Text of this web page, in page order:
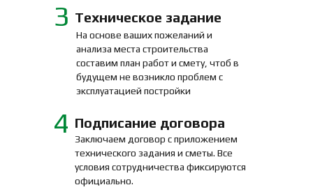
Техническое задание
На основе ваших пожеланий и
анализа места строительства
составим план работ и смету, чтоб в
будущем не возникло проблем с
эксплуатацией постройки
3
Подписание договора
Заключаем договор с приложением
технического задания и сметы. Все
условия сотрудничества фиксируются
официально.
4